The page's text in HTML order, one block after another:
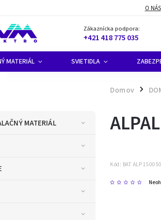
O NÁS
Zákaznícka podpora:
+421 418 775 035
MATERIÁL SVIETIDLA
Domov /
MATERIÁL
Kód: BAT ALP